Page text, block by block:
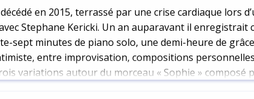
en 2015, terrassé par une crise cardiaque lors
Stephane Kericki. Un an auparavant il enregistrait
sept minutes de piano solo, une demi-heure de grâce
entre improvisation, compositions
variations autour du morceau « Sophie » composé